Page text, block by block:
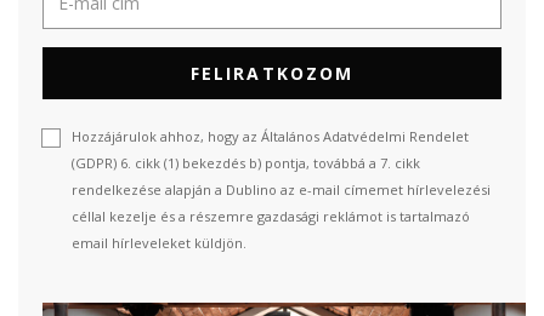
FELIRATKOZOM
Hozzájárulok ahhoz, hogy az Általános Adatvédelmi Rendelet
(GDPR) 6. cikk (1) bekezdés b) pontja, továbbá a 7. cikk
rendelkezése alapján a Dublino az e-mail címemet hírlevelezési
céllal kezelje és a részemre gazdasági reklámot is tartalmazó
email hírleveleket küldjön.